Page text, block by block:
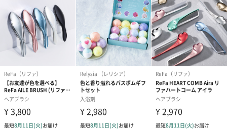
使用上の注意
点
＜ハンドクリーム＞
●肌に異常が生じていないかよく注意してご使用くださ
い。
●肌に合わない時はご使用をおやめください。
●肌に傷・湿疹等異常のある時はご使用にならないでく
ださい。
●肌に赤み・かゆみ・刺激・はれ・色抜け（白斑等)や
黒ずみ等の異常があらわれた時はご使用を中止し皮膚
科専門医等へご相談ください。 そのままご使用を続け
ますと症状が悪化することがあります。
●ご使用後はキャップをきちんと閉めてください。
●天然の成分を配合しているため、色や香りに若干の変
化が見られることがあります。
●高温多湿、直射日光を避け、乳幼児の手の届かないと
ころで保管してください。